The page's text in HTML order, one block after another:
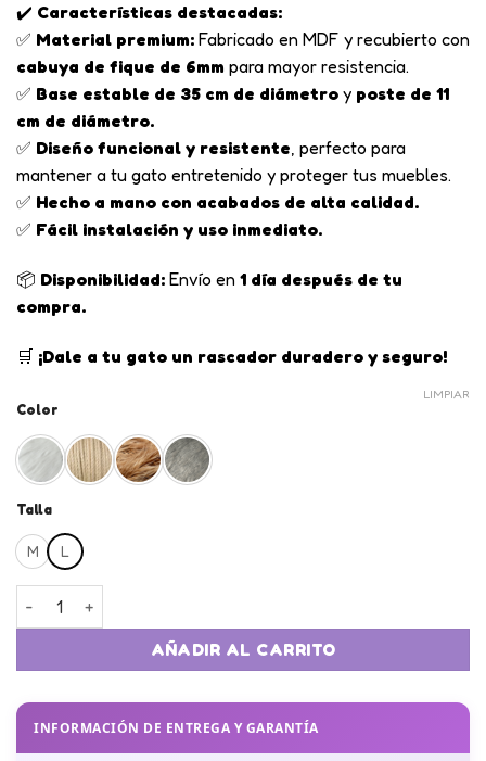
✔️ Características destacadas:
✅ Material premium: Fabricado en MDF y recubierto con
cabuya de fique de 6mm para mayor resistencia.
✅ Base estable de 35 cm de diámetro y poste de 11
cm de diámetro.
✅ Diseño funcional y resistente, perfecto para
mantener a tu gato entretenido y proteger tus muebles.
✅ Hecho a mano con acabados de alta calidad.
✅ Fácil instalación y uso inmediato.
📦 Disponibilidad: Envío en 1 día después de tu
compra.
🛒 ¡Dale a tu gato un rascador duradero y seguro!
Color
Talla
M L
LIMPIAR
Poste Rascador para Gato en Cabuya cantidad
AÑADIR AL CARRITO
INFORMACIÓN DE ENTREGA Y GARANTÍA